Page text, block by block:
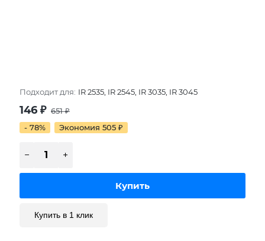
Подходит для: IR 2535, IR 2545, IR 3035, IR 3045
146 ₽ 651₽
- 78%
Экономия 505 ₽
Купить в 1 клик